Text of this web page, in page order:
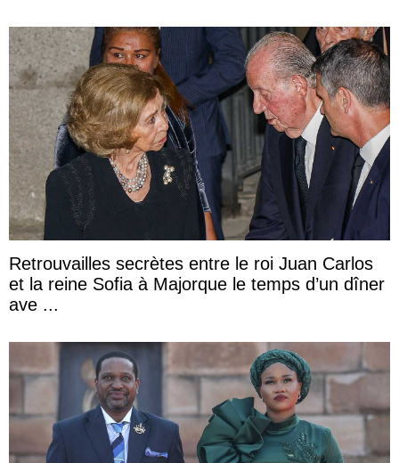
Retrouvailles secrètes entre le roi Juan Carlos
et la reine Sofia à Majorque le temps d’un dîner
ave ...